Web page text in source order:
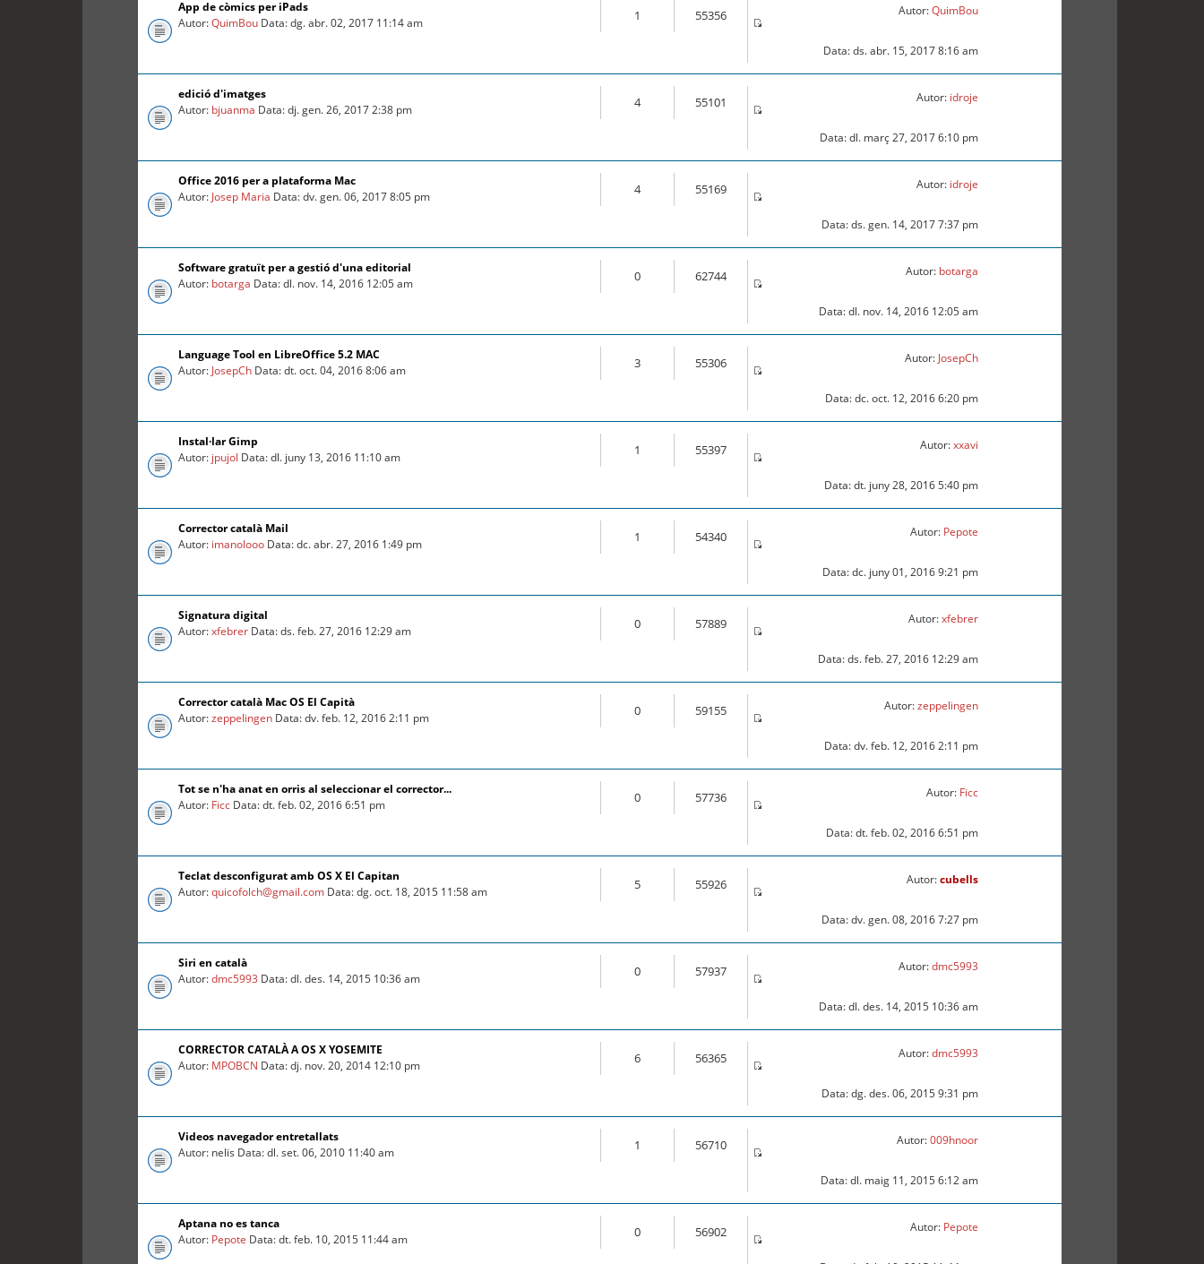
App de còmics per iPads
Autor:QuimBou Data: dg. abr. 02, 2017 11:14 am 1 55356 Autor:QuimBou
Data: ds. abr. 15, 2017 8:16 am
edició d'imatges
Autor: bjuanma Data: dj. gen. 26, 2017 2:38 pm 4 55101 Autor: idroje
Data: dl. març 27, 2017 6:10 pm
Office 2016 per a plataforma Mac
Autor: Josep Maria Data: dv. gen. 06, 2017 8:05 pm 4 55169 Autor: idroje
Data: ds. gen. 14, 2017 7:37 pm
Software gratuït per a gestió d'una editorial
Autor: botarga Data: dl. nov. 14, 2016 12:05 am 0 62744 Autor: botarga
Data: dl. nov. 14, 2016 12:05 am
Language Tool en LibreOffice 5.2 MAC
Autor: JosepCh Data: dt. oct. 04, 2016 8:06 am 3 55306 Autor: JosepCh
Data: dc. oct. 12, 2016 6:20 pm
Instal·lar Gimp
Autor: jpujol Data: dl. juny 13, 2016 11:10 am 1 55397 Autor:xxavi
Data: dt. juny 28, 2016 5:40 pm
Corrector català Mail
Autor: imanolooo Data: dc. abr. 27, 2016 1:49 pm 1 54340 Autor: Pepote
Data: dc. juny 01, 2016 9:21 pm
Signatura digital
Autor:xfebrer Data: ds. feb. 27, 2016 12:29 am 0 57889 Autor:xfebrer
Data: ds. feb. 27, 2016 12:29 am
Corrector català Mac OS El Capità
Autor:zeppelingen Data: dv. feb. 12, 2016 2:11 pm 0 59155 Autor:zeppelingen
Data: dv. feb. 12, 2016 2:11 pm
Tot se n'ha anat en orris al seleccionar el corrector...
Autor: Ficc Data: dt. feb. 02, 2016 6:51 pm 0 57736 Autor: Ficc
Data: dt. feb. 02, 2016 6:51 pm
Teclat desconfigurat amb OS X El Capitan
Autor:quicofolch@gmail.com Data: dg. oct. 18, 2015 11:58 am 5 55926 Autor:cubells
Data: dv. gen. 08, 2016 7:27 pm
Siri en català
Autor:dmc5993 Data: dl. des. 14, 2015 10:36 am 0 57937 Autor:dmc5993
Data: dl. des. 14, 2015 10:36 am
CORRECTOR CATALÀ A OS X YOSEMITE
Autor: MPOBCN Data: dj. nov. 20, 2014 12:10 pm 6 56365 Autor:dmc5993
Data: dg. des. 06, 2015 9:31 pm
Videos navegador entretallats
Autor: nelis Data: dl. set. 06, 2010 11:40 am
1 56710 Autor:009hnoor
Data: dl. maig 11, 2015 6:12 am
Aptana no es tanca
Autor: Pepote Data: dt. feb. 10, 2015 11:44 am 0 56902 Autor: Pepote